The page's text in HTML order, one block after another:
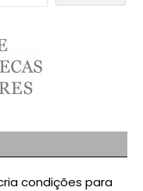
condições para